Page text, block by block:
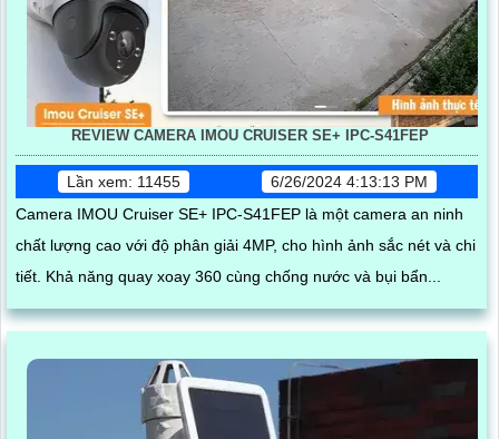
REVIEW CAMERA IMOU CRUISER SE+ IPC-S41FEP
Lần xem: 11455
6/26/2024 4:13:13 PM
Camera IMOU Cruiser SE+ IPC-S41FEP là một camera an ninh
chất lượng cao với độ phân giải 4MP, cho hình ảnh sắc nét và chi
tiết. Khả năng quay xoay 360 cùng chống nước và bụi bẩn...